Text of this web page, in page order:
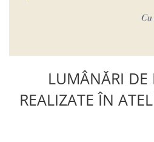
Cu
LUMÂNĂRI
REALIZATE ÎN